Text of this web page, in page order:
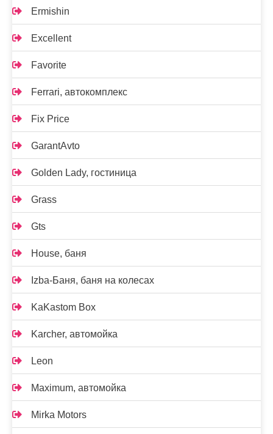
Ermishin
Excellent
Favorite
Ferrari, автокомплекс
Fix Price
GarantAvto
Golden Lady, гостиница
Grass
Gts
House, баня
Izba-Баня, баня на колесах
KaKastom Box
Karcher, автомойка
Leon
Maximum, автомойка
Mirka Motors